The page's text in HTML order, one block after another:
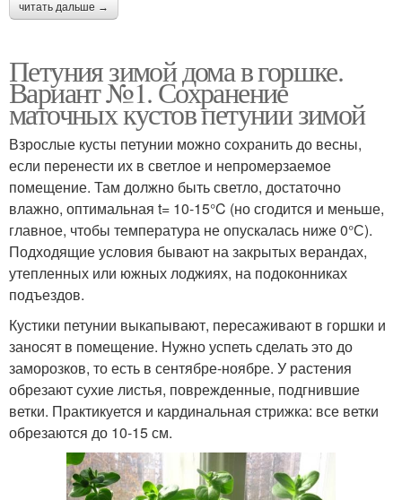
читать дальше →
Петуния зимой дома в горшке.
Вариант №1. Сохранение
маточных кустов петунии зимой
Взрослые кусты петунии можно сохранить до весны,
если перенести их в светлое и непромерзаемое
помещение. Там должно быть светло, достаточно
влажно, оптимальная t= 10-15°C (но сгодится и меньше,
главное, чтобы температура не опускалась ниже 0°С).
Подходящие условия бывают на закрытых верандах,
утепленных или южных лоджиях, на подоконниках
подъездов.
Кустики петунии выкапывают, пересаживают в горшки и
заносят в помещение. Нужно успеть сделать это до
заморозков, то есть в сентябре-ноябре. У растения
обрезают сухие листья, поврежденные, подгнившие
ветки. Практикуется и кардинальная стрижка: все ветки
обрезаются до 10-15 см.